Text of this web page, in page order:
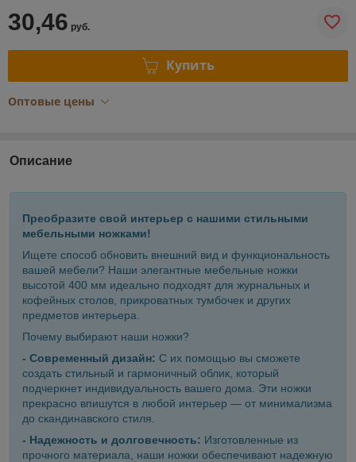
30,46 руб.
Купить
Оптовые цены
Описание
Преобразите свой интерьер с нашими стильными
мебельными ножками!
Ищете способ обновить внешний вид и функциональность
вашей мебели? Наши элегантные мебельные ножки
высотой 400 мм идеально подходят для журнальных и
кофейных столов, прикроватных тумбочек и других
предметов интерьера.
Почему выбирают наши ножки?
- Современный дизайн: С их помощью вы сможете
создать стильный и гармоничный облик, который
подчеркнет индивидуальность вашего дома. Эти ножки
прекрасно впишутся в любой интерьер — от минимализма
до скандинавского стиля.
- Надежность и долговечность: Изготовленные из
прочного материала, наши ножки обеспечивают надежную